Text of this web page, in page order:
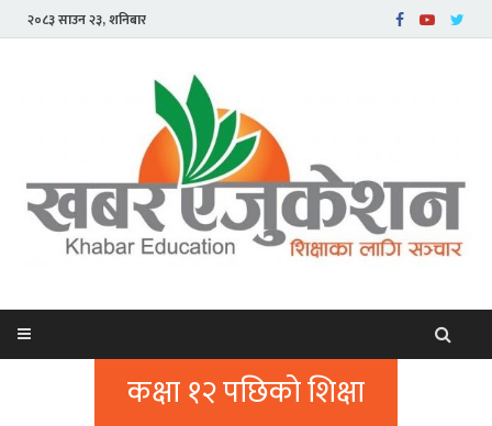
२०८३ साउन २३, शनिबार
कक्षा १२ पछिको शिक्षा